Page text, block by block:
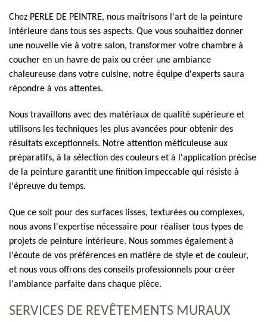
Chez PERLE DE PEINTRE, nous maîtrisons l'art de la peinture
intérieure dans tous ses aspects. Que vous souhaitiez donner
une nouvelle vie à votre salon, transformer votre chambre à
coucher en un havre de paix ou créer une ambiance
chaleureuse dans votre cuisine, notre équipe d'experts saura
répondre à vos attentes.
Nous travaillons avec des matériaux de qualité supérieure et
utilisons les techniques les plus avancées pour obtenir des
résultats exceptionnels. Notre attention méticuleuse aux
préparatifs, à la sélection des couleurs et à l'application précise
de la peinture garantit une finition impeccable qui résiste à
l'épreuve du temps.
Que ce soit pour des surfaces lisses, texturées ou complexes,
nous avons l'expertise nécessaire pour réaliser tous types de
projets de peinture intérieure. Nous sommes également à
l'écoute de vos préférences en matière de style et de couleur,
et nous vous offrons des conseils professionnels pour créer
l'ambiance parfaite dans chaque pièce.
SERVICES DE REVÊTEMENTS MURAUX